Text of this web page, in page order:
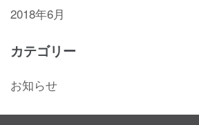
2018年6月
カテゴリー
お知らせ